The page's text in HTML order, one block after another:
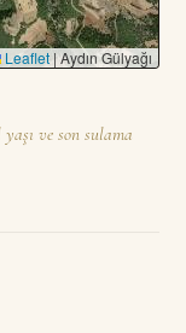
Leaflet|Aydın Gülyağı
ve son sulama